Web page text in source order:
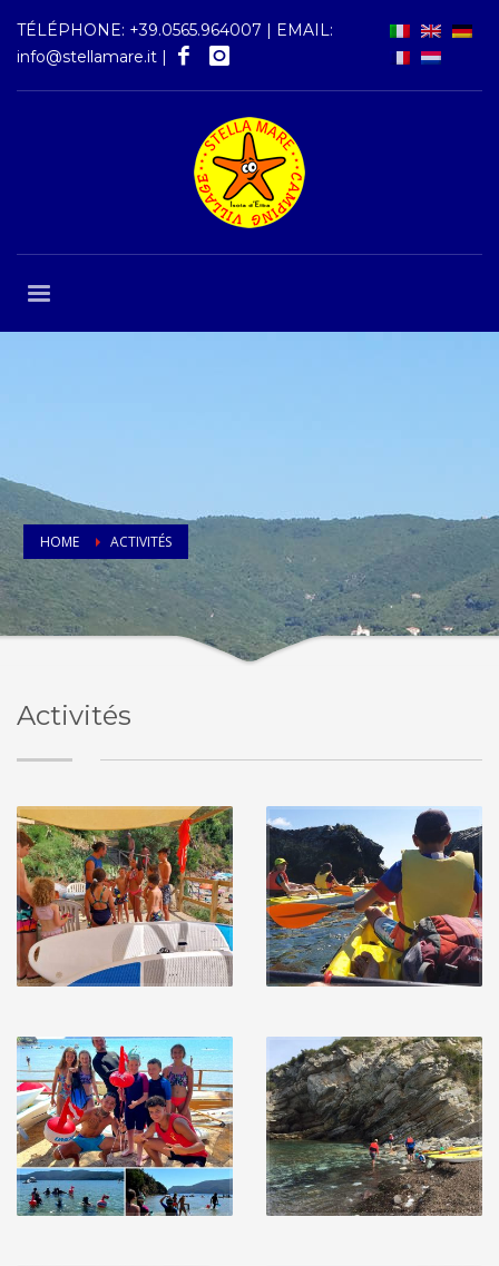
TÉLÉPHONE: +39.0565.964007 | EMAIL:
info@stellamare.it |
HOME ACTIVITÉS
Activités